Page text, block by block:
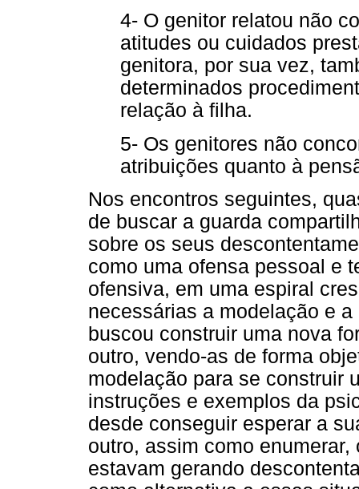
4- O genitor relatou não
atitudes ou cuidados
genitora, por sua vez,
determinados
relação à filha.
5- Os genitores não
atribuições quanto à
Nos encontros seguintes,
de buscar a guarda
sobre os seus
como uma ofensa pessoal e
ofensiva, em uma espiral
necessárias a modelação e
buscou construir uma nova
outro, vendo-as de forma
modelação para se construir
instruções e exemplos da
desde conseguir esperar a
outro, assim como
estavam gerando